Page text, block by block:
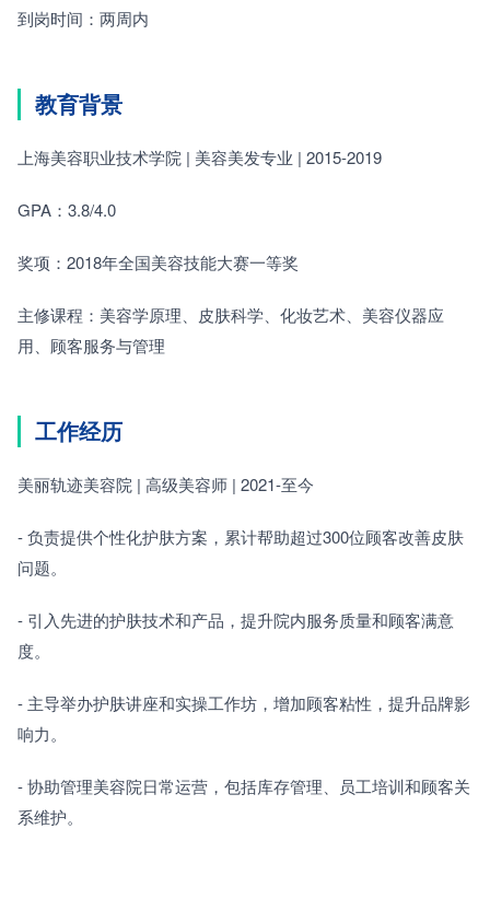
到岗时间：两周内
教育背景
上海美容职业技术学院 | 美容美发专业 | 2015-2019
GPA：3.8/4.0
奖项：2018年全国美容技能大赛一等奖
主修课程：美容学原理、皮肤科学、化妆艺术、美容仪器应
用、顾客服务与管理
工作经历
美丽轨迹美容院 | 高级美容师 | 2021-至今
- 负责提供个性化护肤方案，累计帮助超过300位顾客改善皮肤
问题。
- 引入先进的护肤技术和产品，提升院内服务质量和顾客满意
度。
- 主导举办护肤讲座和实操工作坊，增加顾客粘性，提升品牌影
响力。
- 协助管理美容院日常运营，包括库存管理、员工培训和顾客关
系维护。